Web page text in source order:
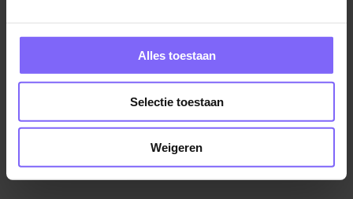
Alles toestaan
Selectie toestaan
Weigeren
Landgraaf
Bekijk meer vacatures